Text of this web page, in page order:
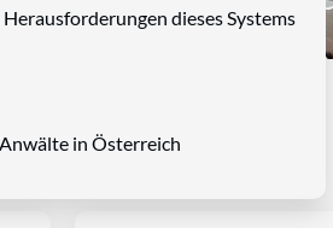
dieses Systems
in Österreich